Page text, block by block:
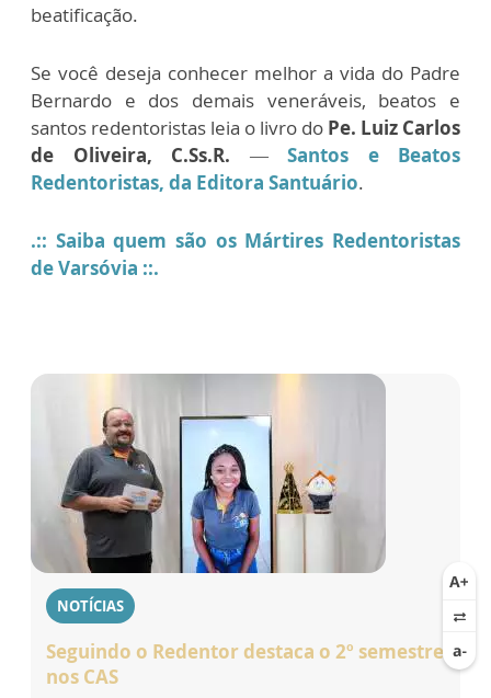
beatificação.
Se você deseja conhecer melhor a vida do Padre
Bernardo e dos demais veneráveis, beatos e
santos redentoristas leia o livro do Pe. Luiz Carlos
de Oliveira, C.Ss.R. — Santos e Beatos
Redentoristas, da Editora Santuário.
.:: Saiba quem são os Mártires Redentoristas
de Varsóvia ::.
NOTÍCIAS
Seguindo o Redentor destaca o 2º semestre
nos CAS